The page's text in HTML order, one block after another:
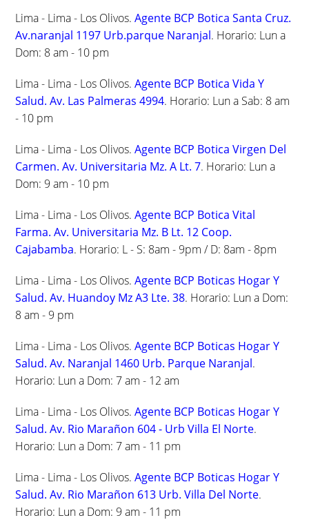
Lima - Lima - Los Olivos.Agente BCP Botica Santa Cruz.
Av.naranjal 1197 Urb.parque Naranjal. Horario: Lun a
Dom: 8 am - 10 pm
Lima - Lima - Los Olivos.Agente BCP Botica Vida Y
Salud. Av. Las Palmeras 4994. Horario: Lun a Sab: 8 am
- 10 pm
Lima - Lima - Los Olivos.Agente BCP Botica Virgen Del
Carmen. Av. Universitaria Mz. A Lt. 7. Horario: Lun a
Dom: 9 am - 10 pm
Lima - Lima - Los Olivos.Agente BCP Botica Vital
Farma. Av. Universitaria Mz. B Lt. 12 Coop.
Cajabamba. Horario: L - S: 8am - 9pm / D: 8am - 8pm
Lima - Lima - Los Olivos.Agente BCP Boticas Hogar Y
Salud. Av. Huandoy Mz A3 Lte. 38. Horario: Lun a Dom:
8 am - 9 pm
Lima - Lima - Los Olivos.Agente BCP Boticas Hogar Y
Salud. Av. Naranjal 1460 Urb. Parque Naranjal.
Horario: Lun a Dom: 7 am - 12 am
Lima - Lima - Los Olivos.Agente BCP Boticas Hogar Y
Salud. Av. Rio Marañon 604 - Urb Villa El Norte.
Horario: Lun a Dom: 7 am - 11 pm
Lima - Lima - Los Olivos.Agente BCP Boticas Hogar Y
Salud. Av. Rio Marañon 613 Urb. Villa Del Norte.
Horario: Lun a Dom: 9 am - 11 pm